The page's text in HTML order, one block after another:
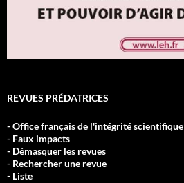
REVUES PRÉDATRICES
- Office français de l'intégrité scientifique
- Faux impacts
- Démasquer les revues
- Rechercher une revue
- Liste